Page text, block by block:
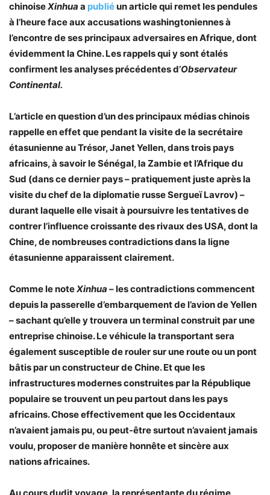
chinoiseXinhua a publiéun article qui remet les pendules
à l’heure face aux accusations washingtoniennes à
l’encontre de ses principaux adversaires en Afrique, dont
évidemment la Chine. Les rappels qui y sont étalés
confirment les analyses précédentes d’Observateur
Continental.
L’article en question d’un des principaux médias chinois
rappelle en effet que pendant la visite de la secrétaire
étasunienne au Trésor, Janet Yellen, dans trois pays
africains, à savoir le Sénégal, la Zambie et l’Afrique du
Sud (dans ce dernier pays – pratiquement juste après la
visite du chef de la diplomatie russe Sergueï Lavrov) –
durant laquelle elle visait à poursuivre les tentatives de
contrer l’influence croissante des rivaux des USA, dont la
Chine, de nombreuses contradictions dans la ligne
étasunienne apparaissent clairement.
Comme le noteXinhua – les contradictions commencent
depuis la passerelle d’embarquement de l’avion de Yellen
– sachant qu’elle y trouvera un terminal construit par une
entreprise chinoise. Le véhicule la transportant sera
également susceptible de rouler sur une route ou un pont
bâtis par un constructeur de Chine. Et que les
infrastructures modernes construites par la République
populaire se trouvent un peu partout dans les pays
africains. Chose effectivement que les Occidentaux
n’avaient jamais pu, ou peut-être surtout n’avaient jamais
voulu, proposer de manière honnête et sincère aux
nations africaines.